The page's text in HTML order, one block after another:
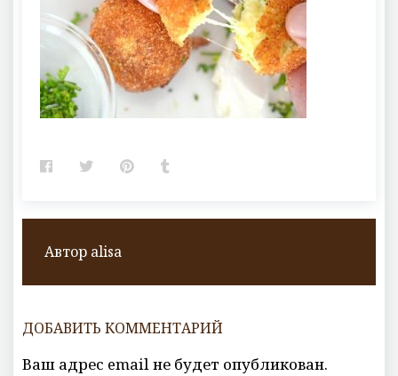
FacebookTwitterPinterest
Автор alisa
ДОБАВИТЬ КОММЕНТАРИЙ
Ваш адрес email не будет опубликован.